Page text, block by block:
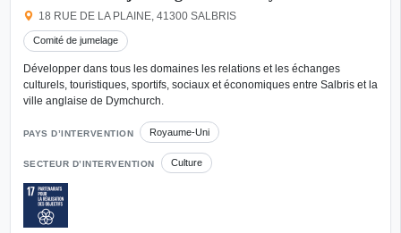
18 RUE DE LA PLAINE, 41300 SALBRIS
Comité de jumelage
Développer dans tous les domaines les relations et les échanges
culturels, touristiques, sportifs, sociaux et économiques entre Salbris et la
ville anglaise de Dymchurch.
PAYS D’INTERVENTION Royaume-Uni
SECTEUR D’INTERVENTION Culture